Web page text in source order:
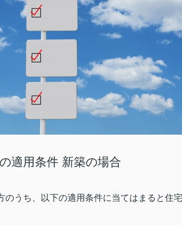
適用条件 新築の場合
のうち、以下の適用条件に当てはまると住